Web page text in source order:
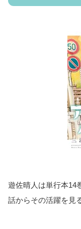
遊佐晴人は単行本14
話からその活躍を見